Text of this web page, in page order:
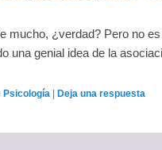
mucho, ¿verdad? Pero no
una genial idea de la
Psicología | Deja una respuesta